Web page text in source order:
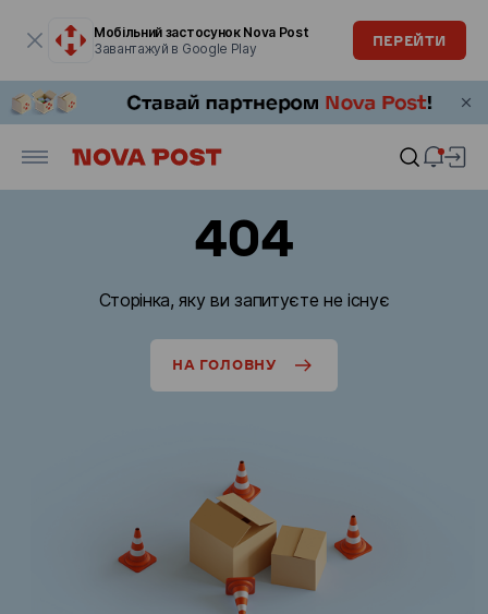
Мобільний застосунок Nova Post
Завантажуй в Google Play
ПЕРЕЙТИ
404
Сторінка, яку ви запитуєте не існує
НА ГОЛОВНУ